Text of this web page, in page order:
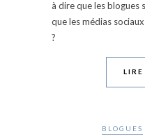
à dire que les blogues
que les médias
?
BLOGUES